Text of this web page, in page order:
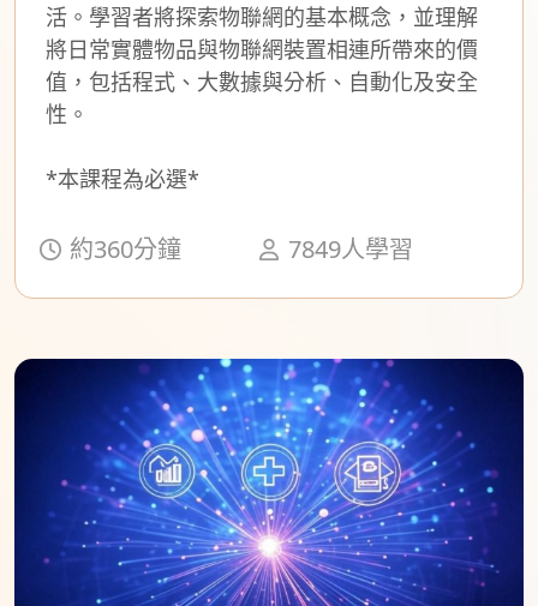
活。學習者將探索物聯網的基本概念，並理解
將日常實體物品與物聯網裝置相連所帶來的價
值，包括程式、大數據與分析、自動化及安全
性。
*本課程為必選*
約360分鐘 7849人學習